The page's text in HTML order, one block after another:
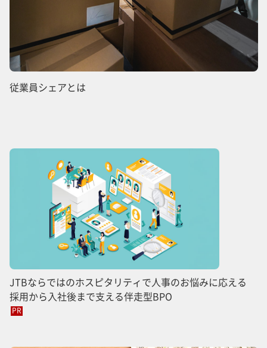
従業員シェアとは
JTBならではのホスピタリティで人事のお悩みに応える
採用から入社後まで支える伴走型BPO
PR